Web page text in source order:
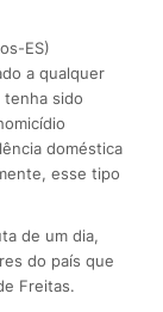
ES)
a qualquer
sido
doméstica
esse tipo
de um dia,
do país que
Freitas.